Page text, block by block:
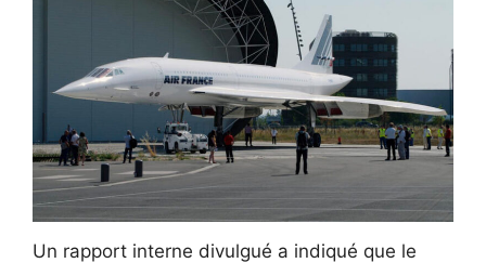
Un rapport interne divulgué a indiqué que le